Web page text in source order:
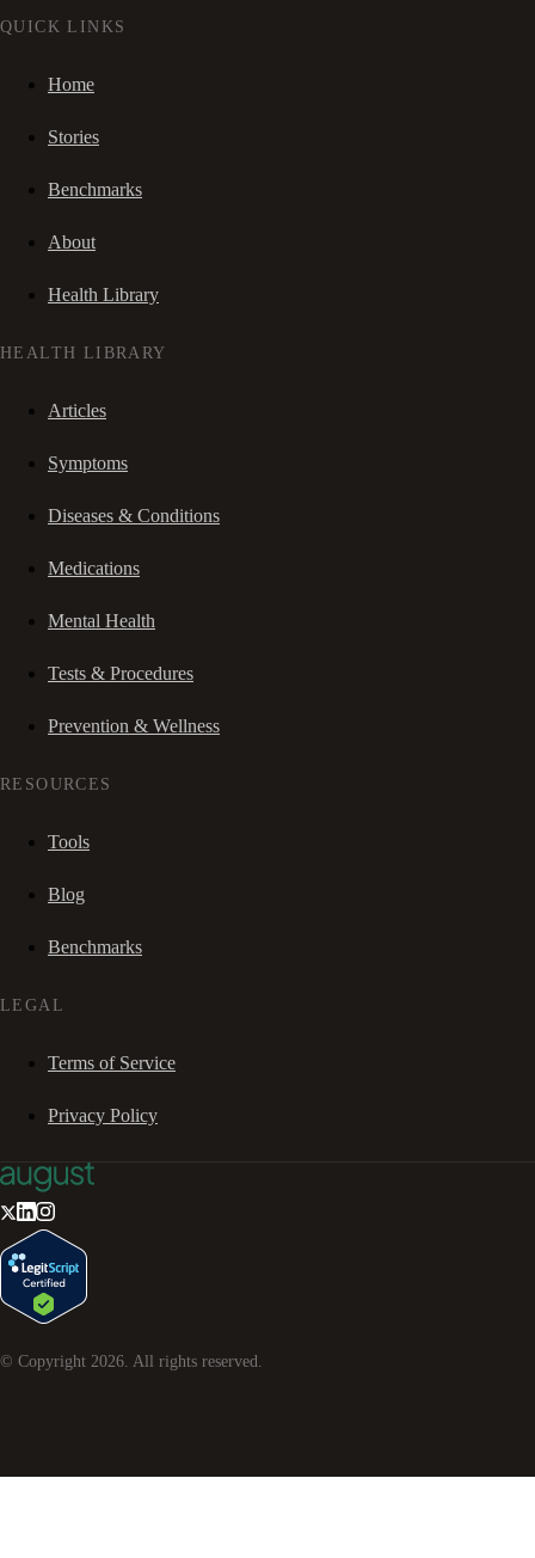
QUICK LINKS
Home
Stories
Benchmarks
About
Health Library
HEALTH LIBRARY
Articles
Symptoms
Diseases & Conditions
Medications
Mental Health
Tests & Procedures
Prevention & Wellness
RESOURCES
Tools
Blog
Benchmarks
LEGAL
Terms of Service
Privacy Policy
© Copyright 2026 . All rights reserved.